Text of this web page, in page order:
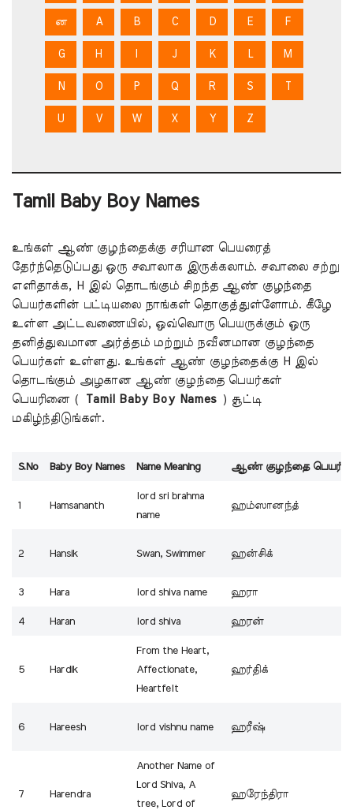
ன A B C D E F
G H J K L M
N O P Q R S T
U V W X Y Z
Tamil Baby Boy Names
உங்கள் ஆண் குழந்தைக்கு சரியான பெயரைத்
தேர்ந்தெடுப்பது ஒரு சவாலாக இருக்கலாம். சவாலை சற்று
எளிதாக்க, H இல் தொடங்கும் சிறந்த ஆண் குழந்தை
பெயர்களின் பட்டியலை நாங்கள் தொகுத்துள்ளோம். கீழே
உள்ள அட்டவணையில், ஒவ்வொரு பெயருக்கும் ஒரு
தனித்துவமான அர்த்தம் மற்றும் நவீனமான குழந்தை
பெயர்கள் உள்ளது. உங்கள் ஆண் குழந்தைக்கு H இல்
தொடங்கும் அழகான ஆண் குழந்தை பெயர்கள்
பெயரினை ( Tamil Baby Boy Names) சூட்டி
மகிழ்ந்திடுங்கள்.
S.No Baby Boy Names Name Meaning ஆண்குழந்தை
1 Hamsananth
lord sri brahma
name
ஹம்ஸானந்த்
2 Hansik Swan, Swimmer ஹன்சிக்
3 Hara lord shiva name ஹரா
4 Haran lord shiva ஹரன்
5 Hardik
From the Heart,
Affectionate,
Heartfelt
ஹர்திக்
6 Hareesh lord vishnu name ஹரீஷ்
7 Harendra
Another Name of
Lord Shiva, A
tree, Lord of
ஹரேந்திரா